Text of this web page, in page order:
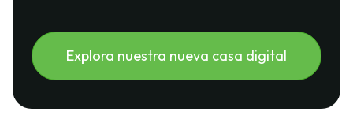
Explora nuestra nueva casa digital